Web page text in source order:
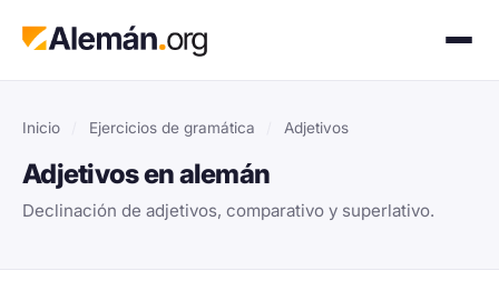
Inicio Ejercicios de gramática Adjetivos
Adjetivos en alemán
Declinación de adjetivos, comparativo y superlativo.